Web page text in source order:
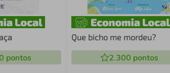
pontos
Que bicho me mordeu?
2.300 pontos